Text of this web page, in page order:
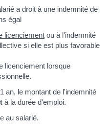
a droit à une indemnité de
égal
licenciement ou à l'indemnité
si elle est plus favorable
licenciement lorsque
an, le montant de l'indemnité
à la durée d'emploi.
au salarié.